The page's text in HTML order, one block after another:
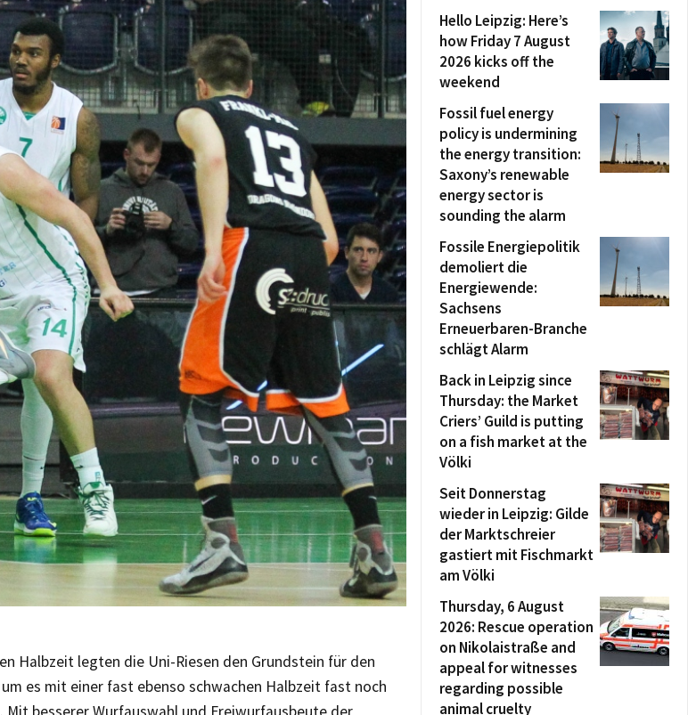
Halbzeit legten die Uni-Riesen den Grundstein für den
es mit einer fast ebenso schwachen Halbzeit fast noch
Hello Leipzig: Here’s
how Friday 7 August
2026 kicks off the
weekend
Fossil fuel energy
policy is undermining
the energy transition:
Saxony’s renewable
energy sector is
sounding the alarm
Fossile Energiepolitik
demoliert die
Energiewende:
Sachsens
Erneuerbaren-Branche
schlägt Alarm
Back in Leipzig since
Thursday: the Market
Criers’ Guild is putting
on a fish market at the
Völki
Seit Donnerstag
wieder in Leipzig: Gilde
der Marktschreier
gastiert mit Fischmarkt
am Völki
Thursday, 6 August
2026: Rescue operation
on Nikolaistraße and
appeal for witnesses
regarding possible
animal cruelty